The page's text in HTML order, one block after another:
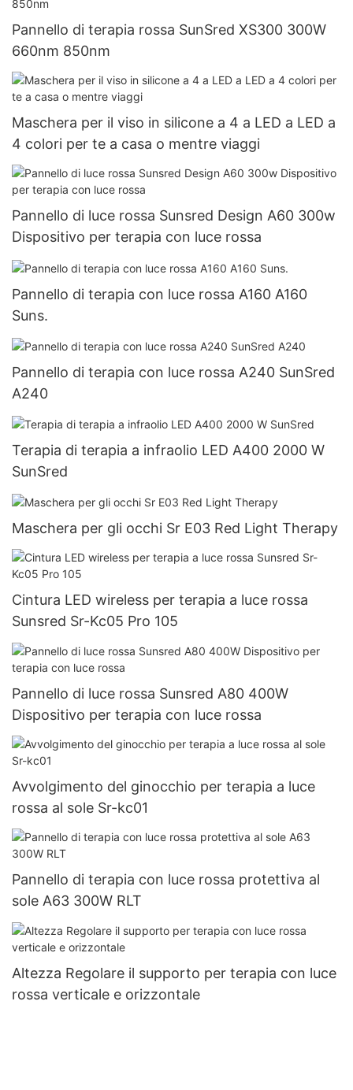
Pannello di terapia rossa SunSred XS300 300W
660nm 850nm
Maschera per il viso in silicone a 4 a LED a LED a
4 colori per te a casa o mentre viaggi
Pannello di luce rossa Sunsred Design A60 300w
Dispositivo per terapia con luce rossa
Pannello di terapia con luce rossa A160 A160
Suns.
Pannello di terapia con luce rossa A240 SunSred
A240
Terapia di terapia a infraolio LED A400 2000 W
SunSred
Maschera per gli occhi Sr E03 Red Light Therapy
Cintura LED wireless per terapia a luce rossa
Sunsred Sr-Kc05 Pro 105
Pannello di luce rossa Sunsred A80 400W
Dispositivo per terapia con luce rossa
Avvolgimento del ginocchio per terapia a luce
rossa al sole Sr-kc01
Pannello di terapia con luce rossa protettiva al
sole A63 300W RLT
Altezza Regolare il supporto per terapia con luce
rossa verticale e orizzontale